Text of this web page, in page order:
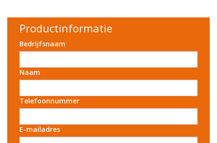
Productinformatie
Bedrijfsnaam
Naam
Telefoonnummer
E-mailadres